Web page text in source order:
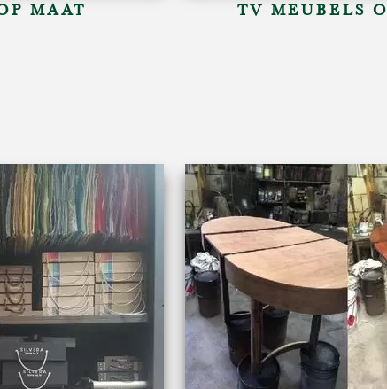
MAAT TV MEUBELS